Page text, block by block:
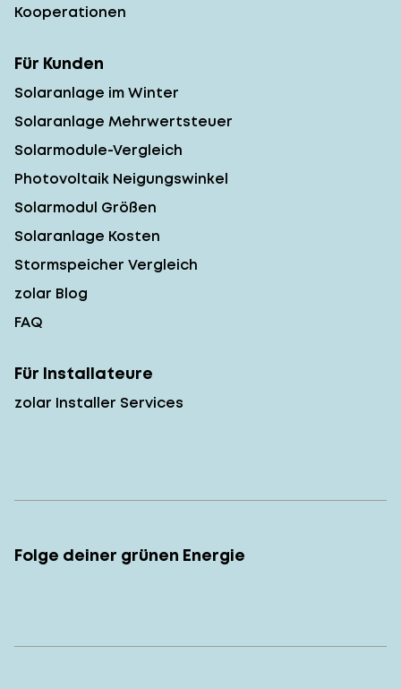
Kooperationen
Für Kunden
Solaranlage im Winter
Solaranlage Mehrwertsteuer
Solarmodule-Vergleich
Photovoltaik Neigungswinkel
Solarmodul Größen
Solaranlage Kosten
Stormspeicher Vergleich
zolar Blog
FAQ
Für Installateure
zolar Installer Services
Folge deiner grünen Energie